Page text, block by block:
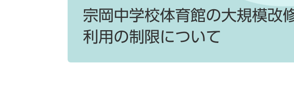
宗岡中学校体育館の大規模改
利用の制限について